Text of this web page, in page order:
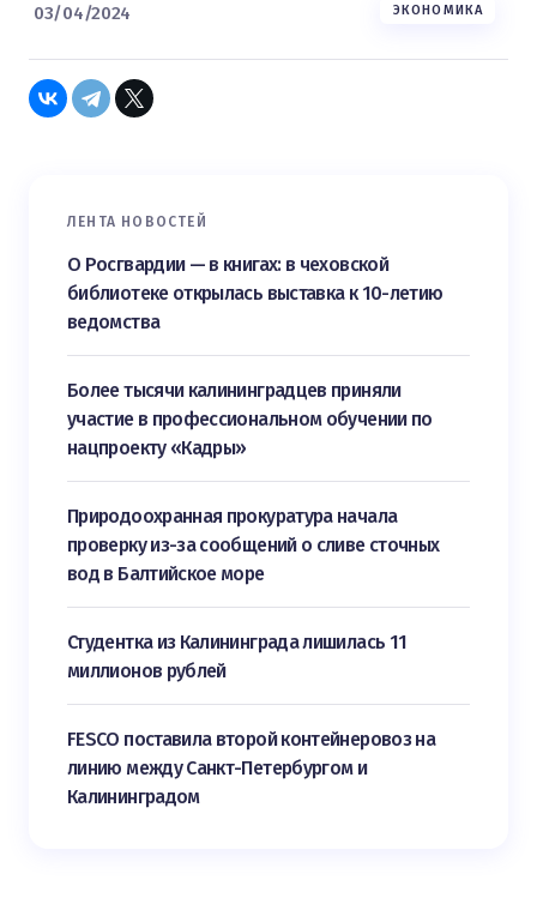
03/04/2024 ЭКОНОМИКА
ЛЕНТА НОВОСТЕЙ
О Росгвардии — в книгах: в чеховской
библиотеке открылась выставка к 10-летию
ведомства
Более тысячи калининградцев приняли
участие в профессиональном обучении по
нацпроекту «Кадры»
Природоохранная прокуратура начала
проверку из-за сообщений о сливе сточных
вод в Балтийское море
Студентка из Калининграда лишилась 11
миллионов рублей
FESCO поставила второй контейнеровоз на
линию между Санкт-Петербургом и
Калининградом